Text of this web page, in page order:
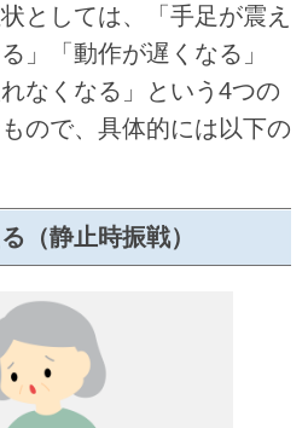
としては、「手足が震え
」「動作が遅くなる」
なくなる」という4つの
ので、具体的には以下の
（静止時振戦）